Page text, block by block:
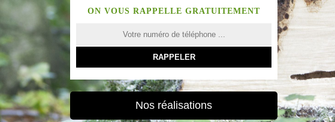
ON VOUS RAPPELLE GRATUITEMENT
Nos réalisations